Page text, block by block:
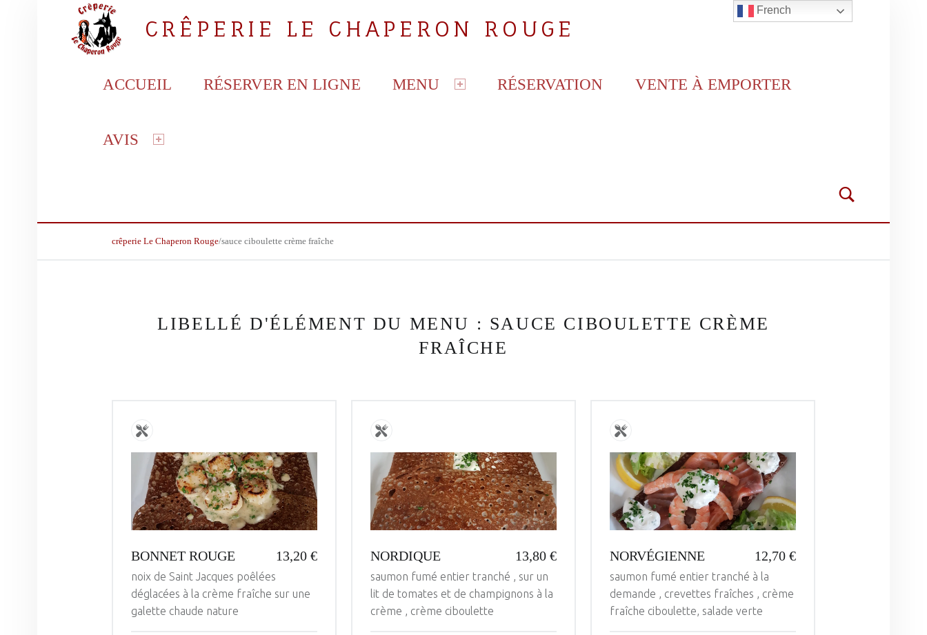
CRÊPERIE LE CHAPERON ROUGE
PRIMARY MENU
ACCUEIL RÉSERVER EN LIGNE MENU RÉSERVATION VENTE À EMPORTER
AVIS
BREADCRUMBS NAVIGATION
crêperie Le Chaperon Rouge/sauce ciboulette crème fraîche
LIBELLÉ D'ÉLÉMENT DU MENU : SAUCE CIBOULETTE CRÈME
FRAÎCHE
BONNET ROUGE 13,20 €
noix de Saint Jacques poêlées
déglacées à la crème fraîche sur une
galette chaude nature
NORDIQUE 13,80 €
saumon fumé entier tranché , sur un
lit de tomates et de champignons à la
crème , crème ciboulette
NORVÉGIENNE 12,70 €
saumon fumé entier tranché à la
demande , crevettes fraîches , crème
fraîche ciboulette, salade verte
French